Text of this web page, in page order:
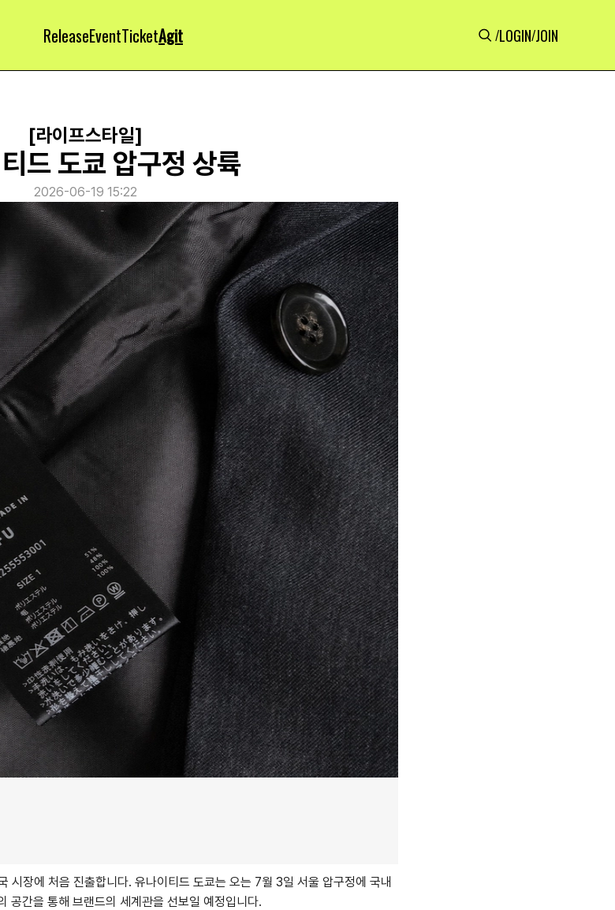
ReleaseEventTicketAgit /LOGIN/JOIN
[라이프스타일]
드 도쿄 압구정 상륙
2026-06-19 15:22
시장에 처음 진출합니다. 유나이티드 도쿄는 오는 7월 3일 서울 압구정에 국내
공간을 통해 브랜드의 세계관을 선보일 예정입니다.